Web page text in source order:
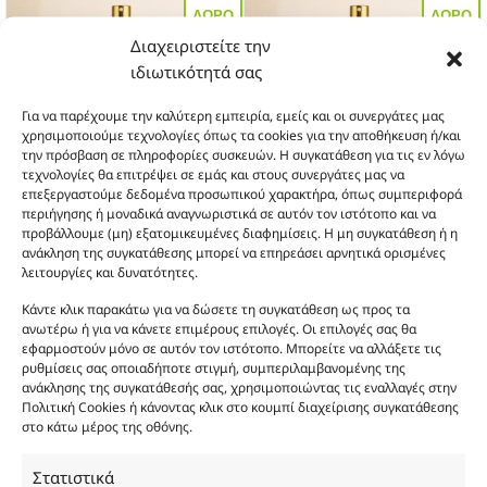
Διαχειριστείτε την
ιδιωτικότητά σας
Για να παρέχουμε την καλύτερη εμπειρία, εμείς και οι συνεργάτες μας
χρησιμοποιούμε τεχνολογίες όπως τα cookies για την αποθήκευση ή/και
την πρόσβαση σε πληροφορίες συσκευών. Η συγκατάθεση για τις εν λόγω
τεχνολογίες θα επιτρέψει σε εμάς και στους συνεργάτες μας να
επεξεργαστούμε δεδομένα προσωπικού χαρακτήρα, όπως συμπεριφορά
περιήγησης ή μοναδικά αναγνωριστικά σε αυτόν τον ιστότοπο και να
προβάλλουμε (μη) εξατομικευμένες διαφημίσεις. Η μη συγκατάθεση ή η
ανάκληση της συγκατάθεσης μπορεί να επηρεάσει αρνητικά ορισμένες
λειτουργίες και δυνατότητες.
Κάντε κλικ παρακάτω για να δώσετε τη συγκατάθεση ως προς τα
ανωτέρω ή για να κάνετε επιμέρους επιλογές. Οι επιλογές σας θα
εφαρμοστούν μόνο σε αυτόν τον ιστότοπο. Μπορείτε να αλλάξετε τις
ρυθμίσεις σας οποιαδήποτε στιγμή, συμπεριλαμβανομένης της
ανάκλησης της συγκατάθεσής σας, χρησιμοποιώντας τις εναλλαγές στην
Πολιτική Cookies ή κάνοντας κλικ στο κουμπί διαχείρισης συγκατάθεσης
στο κάτω μέρος της οθόνης.
Στατιστικά
πολλαπλές
Οι
επιλογές
να
επιλεγούν
στη
σελίδα
του
προϊόντος
πολλαπλές
να
επιλεγούν
στη
σελίδα
του
προϊόντος
ΔΩΡΟ
UP203
Θυμίζει Oud Cadenza
Αυτό
προϊόν
έχει
πολλαπλές
παραλλαγές.
Οι
επιλογές
μπορούν
ΔΩΡΟ
UP202
Θυμίζει Delphinus
προϊόν
έχει
πολλαπλές
παραλλαγές.
Οι
επιλογές
3 + 1
ΔΩΡΟ
ΔΩΡΟ